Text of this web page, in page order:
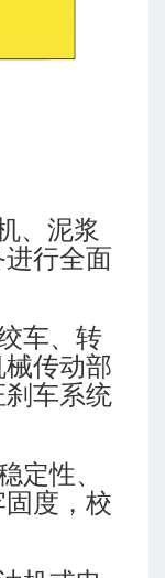
、泥浆
行全面
车、转
传动部
车系统
定性、
度，校